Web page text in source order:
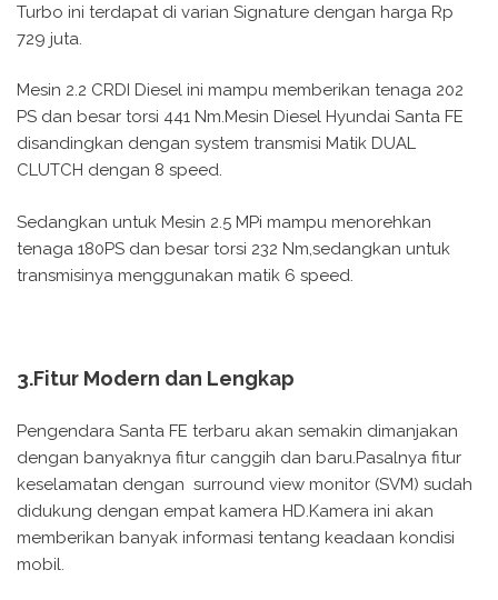
Turbo ini terdapat di varian Signature dengan harga Rp
729 juta.
Mesin 2.2 CRDI Diesel ini mampu memberikan tenaga 202
PS dan besar torsi 441 Nm.Mesin Diesel Hyundai Santa FE
disandingkan dengan system transmisi Matik DUAL
CLUTCH dengan 8 speed.
Sedangkan untuk Mesin 2.5 MPi mampu menorehkan
tenaga 180PS dan besar torsi 232 Nm,sedangkan untuk
transmisinya menggunakan matik 6 speed.
3.Fitur Modern dan Lengkap
Pengendara Santa FE terbaru akan semakin dimanjakan
dengan banyaknya fitur canggih dan baru.Pasalnya fitur
keselamatan dengan surround view monitor (SVM) sudah
didukung dengan empat kamera HD.Kamera ini akan
memberikan banyak informasi tentang keadaan kondisi
mobil.